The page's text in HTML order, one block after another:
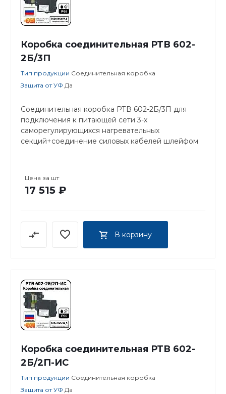
Коробка соединительная РТВ 602-
2Б/3П
Тип продукции Соединительная коробка
Защита от УФ Да
Соединительная коробка РТВ 602-2Б/3П для
подключения к питающей сети 3-х
саморегулирующихся нагревательных
секций+соединение силовых кабелей шлейфом
Цена за шт
17 515 ₽
В корзину
Коробка соединительная РТВ 602-
2Б/2П-ИС
Тип продукции Соединительная коробка
Защита от УФ Да